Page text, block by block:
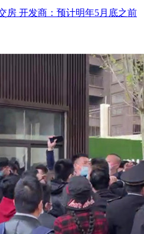
房 开发商：预计明年5月底之前